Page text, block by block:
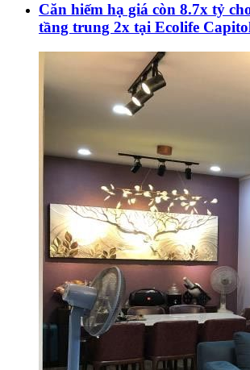
Căn hiếm hạ giá còn 8.7x tỷ
tầng trung 2x tại Ecolife